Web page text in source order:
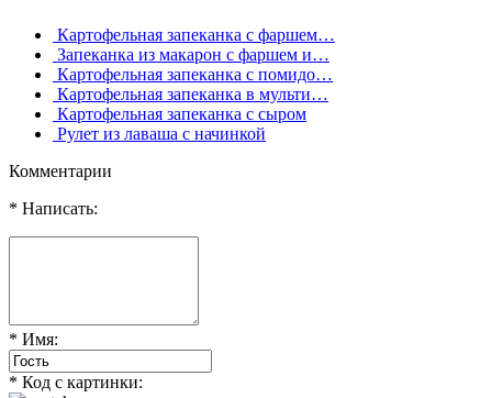
Картофельная запеканка с фаршем…
Запеканка из макарон с фаршем и…
Картофельная запеканка с помидо…
Картофельная запеканка в мульти…
Картофельная запеканка с сыром
Рулет из лаваша с начинкой
Комментарии
* Написать:
* Имя:
* Код с картинки: